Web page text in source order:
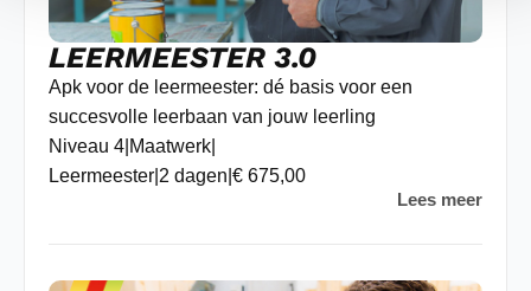
LEERMEESTER 3.0
Apk voor de leermeester: dé basis voor een
succesvolle leerbaan van jouw leerling
Niveau 4 Maatwerk
Leermeester 2 dagen € 675,00
Lees meer